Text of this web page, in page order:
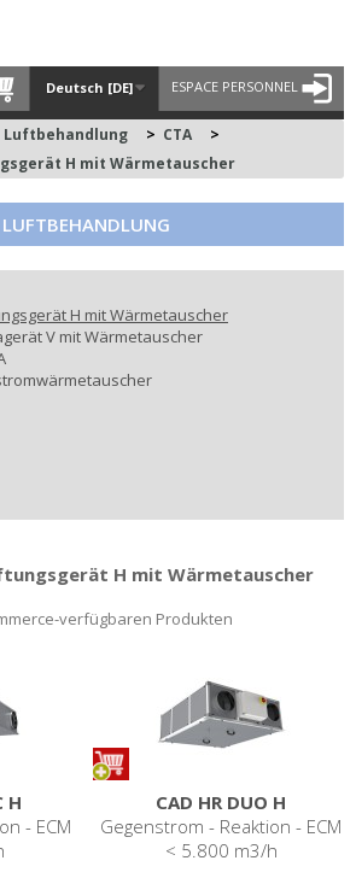
ESPACE PERSONNEL
Deutsch [DE]
Luftbehandlung > CTA
>
H mit Wärmetauscher
LUFTBEHANDLUNG
H mit Wärmetauscher
V mit Wärmetauscher
H mit Wärmetauscher
verfügbaren Produkten
H
- ECM
CAD HR DUO H
Gegenstrom - Reaktion - ECM
< 5.800 m3/h